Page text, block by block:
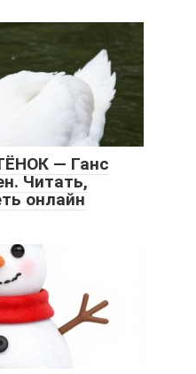
— Ганс
Читать,
онлайн